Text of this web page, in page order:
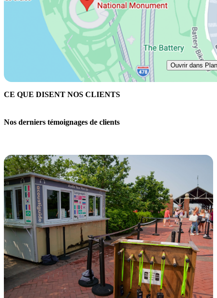
Ouvrir dans
CE QUE DISENT NOS CLIENTS
Nos derniers témoignages de clients